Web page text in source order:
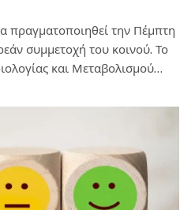
πραγματοποιηθεί την Πέμπτη
συμμετοχή του κοινού. Το
και Μεταβολισμού…